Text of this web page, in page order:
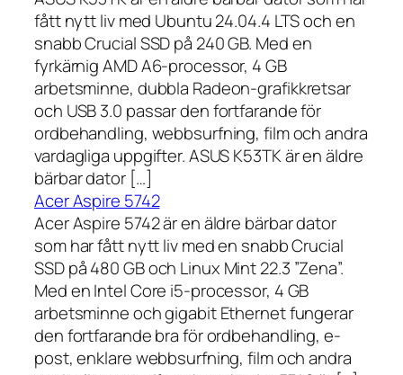
fått nytt liv med Ubuntu 24.04.4 LTS och en
snabb Crucial SSD på 240 GB. Med en
fyrkärnig AMD A6-processor, 4 GB
arbetsminne, dubbla Radeon-grafikkretsar
och USB 3.0 passar den fortfarande för
ordbehandling, webbsurfning, film och andra
vardagliga uppgifter. ASUS K53TK är en äldre
bärbar dator […]
Acer Aspire 5742
Acer Aspire 5742 är en äldre bärbar dator
som har fått nytt liv med en snabb Crucial
SSD på 480 GB och Linux Mint 22.3 ”Zena”.
Med en Intel Core i5-processor, 4 GB
arbetsminne och gigabit Ethernet fungerar
den fortfarande bra för ordbehandling, e-
post, enklare webbsurfning, film och andra